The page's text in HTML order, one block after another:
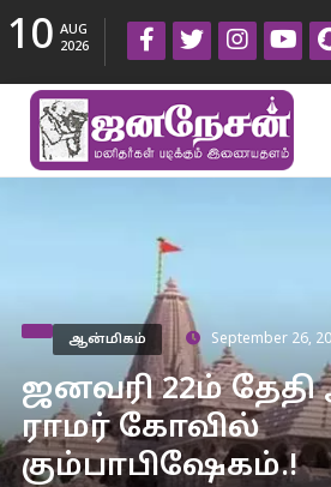
10 AUG
2026
ஆன்மிகம் September 26,
ஜனவரி 22ம்
ராமர் கோவில்
கும்பாபிஷேகம்.!